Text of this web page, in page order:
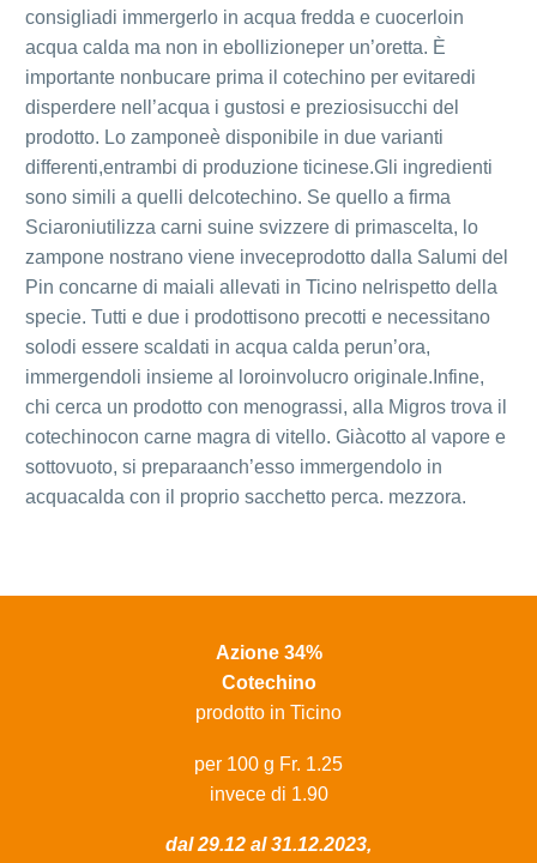
consigliadi immergerlo in acqua fredda e cuocerloin
acqua calda ma non in ebollizioneper un’oretta. È
importante nonbucare prima il cotechino per evitaredi
disperdere nell’acqua i gustosi e preziosisucchi del
prodotto. Lo zamponeè disponibile in due varianti
differenti,entrambi di produzione ticinese.Gli ingredienti
sono simili a quelli delcotechino. Se quello a firma
Sciaroniutilizza carni suine svizzere di primascelta, lo
zampone nostrano viene inveceprodotto dalla Salumi del
Pin concarne di maiali allevati in Ticino nelrispetto della
specie. Tutti e due i prodottisono precotti e necessitano
solodi essere scaldati in acqua calda perun’ora,
immergendoli insieme al loroinvolucro originale.Infine,
chi cerca un prodotto con menograssi, alla Migros trova il
cotechinocon carne magra di vitello. Giàcotto al vapore e
sottovuoto, si preparaanch’esso immergendolo in
acquacalda con il proprio sacchetto perca. mezzora.
Azione 34%
Cotechino
prodotto in Ticino
per 100 g Fr. 1.25
invece di 1.90
dal 29.12 al 31.12.2023,